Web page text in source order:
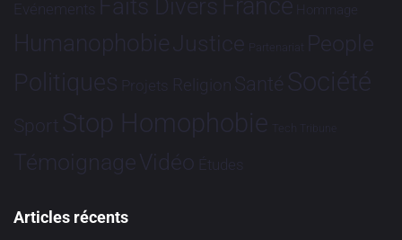
Evénements Faits Divers France Hommage
HumanophobieJustice Partenariat People
Politiques Projets Religion Santé Société
Sport Stop Homophobie Tech Tribune
TémoignageVidéo Études
Articles récents